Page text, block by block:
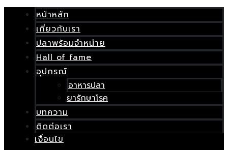
หน้าหลัก
เกี่ยวกับเรา
ปลาพร้อมจำหน่าย
Hall of fame
อุปกรณ์
อาหารปลา
ยารักษาโรค
บทความ
ติดต่อเรา
เงื่อนไข